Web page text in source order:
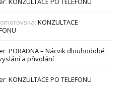
:KONZULTACE
:PORADNA – Nácvik dlouhodobé
a přivolání
:KONZULTACE PO TELEFONU